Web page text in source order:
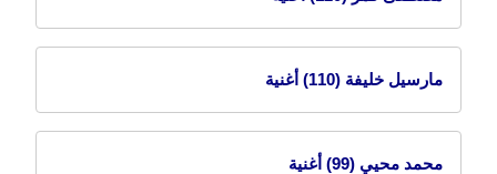
مارسيل خليفة (110) أغنية
محمد محيي (99) أغنية